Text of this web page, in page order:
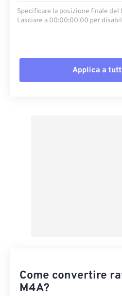
Specificare la posizione finale del
Lasciare a 00:00:00.00 per
Applica a
Come convertire
M4A?